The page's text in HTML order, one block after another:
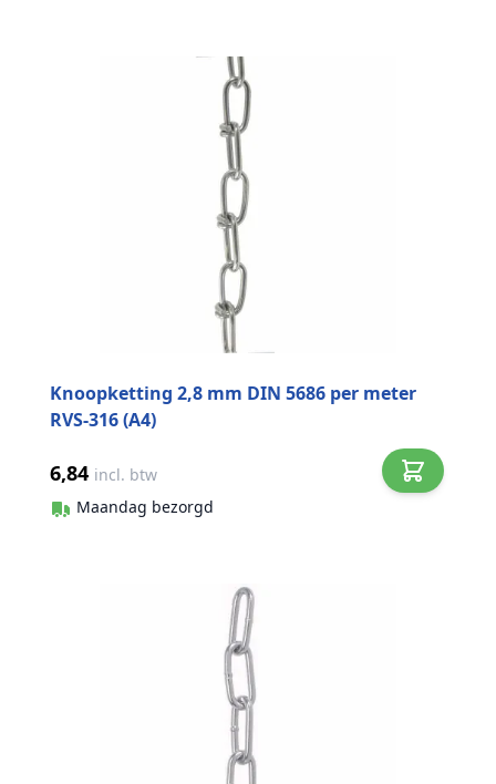
Knoopketting 2,8 mm DIN 5686 per meter
RVS-316 (A4)
6,84 incl. btw
Maandag bezorgd